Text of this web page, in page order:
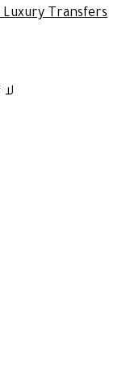
Transfers